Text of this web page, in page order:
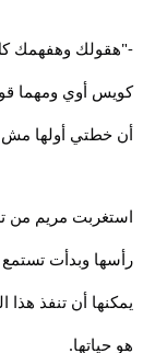
-"هقولك وهفهمك
كويس أوي ومهما
أن خطتي أولها مش
استغربت مريم من
رأسها وبدأت
يمكنها أن تنفذ
هو حياتها.